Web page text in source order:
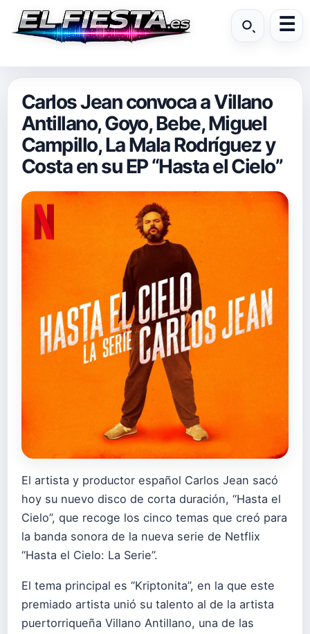
Carlos Jean convoca a Villano
Antillano, Goyo, Bebe, Miguel
Campillo, La Mala Rodríguez y
Costa en su EP “Hasta el Cielo”
El artista y productor español Carlos Jean sacó
hoy su nuevo disco de corta duración, “Hasta el
Cielo”, que recoge los cinco temas que creó para
la banda sonora de la nueva serie de Netflix
“Hasta el Cielo: La Serie”.
El tema principal es “Kriptonita”, en la que este
premiado artista unió su talento al de la artista
puertorriqueña Villano Antillano, una de las